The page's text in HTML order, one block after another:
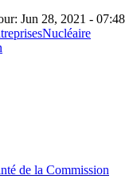
Jun 28, 2021 - 07:48
Nucléaire
de la Commission